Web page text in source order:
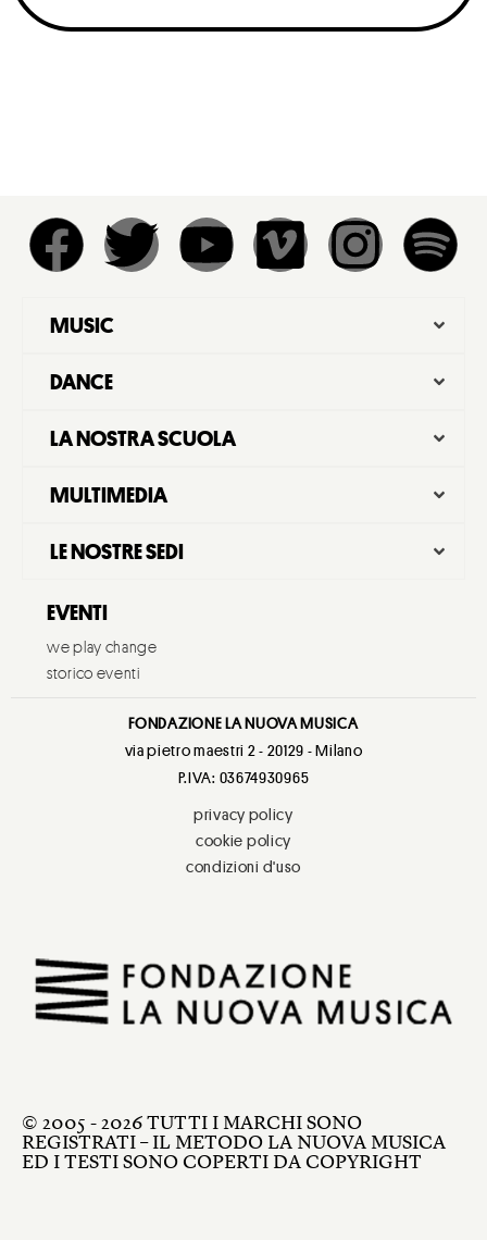
MUSIC
DANCE
LA NOSTRA SCUOLA
MULTIMEDIA
LE NOSTRE SEDI
EVENTI
we play change
storico eventi
FONDAZIONE LA NUOVA MUSICA
via pietro maestri 2 - 20129 - Milano
P.IVA: 03674930965
privacy policy
cookie policy
condizioni d'uso
© 2005 - 2026 TUTTI I MARCHI SONO
REGISTRATI – IL METODO LA NUOVA MUSICA
ED I TESTI SONO COPERTI DA COPYRIGHT